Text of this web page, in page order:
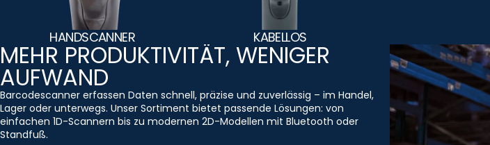
HANDSCANNER KABELLOS
MEHR PRODUKTIVITÄT, WENIGER
AUFWAND
Barcodescanner erfassen Daten schnell, präzise und zuverlässig – im Handel,
Lager oder unterwegs. Unser Sortiment bietet passende Lösungen: von
einfachen 1D-Scannern bis zu modernen 2D-Modellen mit Bluetooth oder
Standfuß.